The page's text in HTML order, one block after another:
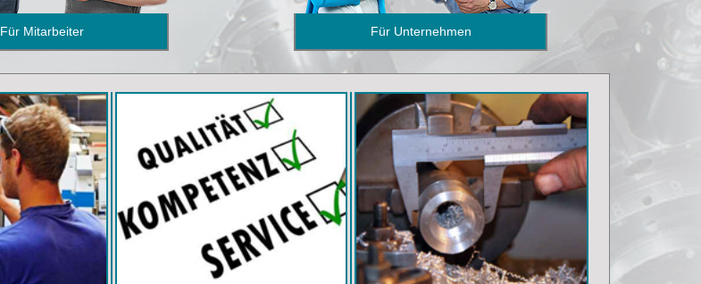
Für Mitarbeiter Für Unternehmen